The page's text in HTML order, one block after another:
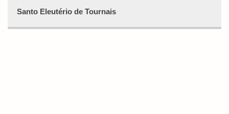
Santo Eleutério de Tournais